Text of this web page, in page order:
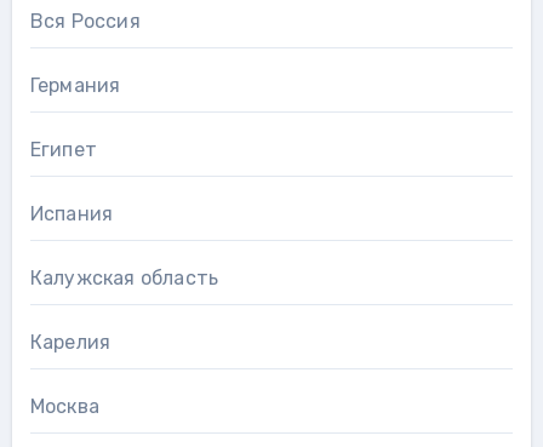
Вся Россия
Германия
Египет
Испания
Калужская область
Карелия
Москва